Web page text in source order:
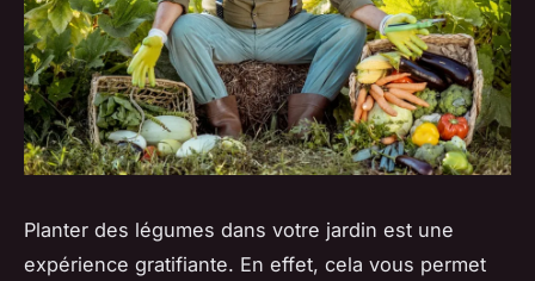
Planter des légumes dans votre jardin est une
expérience gratifiante. En effet, cela vous permet